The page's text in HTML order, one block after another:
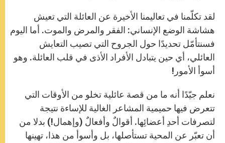
لقد تكلّمنا في تعاليمنا الأخيرة عن العائلة التي تعيش
هشاشة الوضع الإنساني: الفقر والمرض والموت. أما اليوم
فسنتأمّل تحديدًا حول الجروح التي تصيب التعايش
العائلي، أي حين يتبادل الأفراد الأذى في قلب العائلة. وهو
أسوأ الأمور!
نعلم جيّدًا أنه ما من قصة عائلية تخلو من الأوقات التي
تتعرض فيها حميمية المشاعر الغالية للإساءة نتيجة
لتصرفات أحدِ أعضائِها. أقوالٌ وأفعالٌ (وإهمال!) بدلا من
أن تعبّر عن المحية تستأصلها، بل وأسوأ من هذا، تهينها